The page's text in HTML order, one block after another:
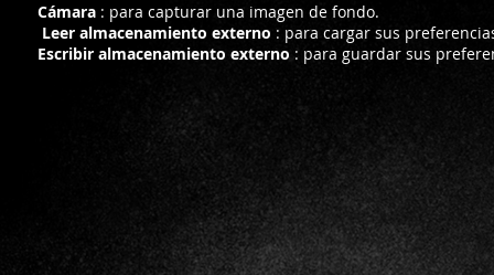
Cámara : para capturar una imagen de fondo.
Leer almacenamiento externo : para cargar sus
Escribir almacenamiento externo : para guardar sus